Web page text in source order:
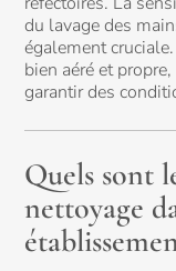
du lavage des
également
bien aéré et
garantir des
Quels sont
nettoyage